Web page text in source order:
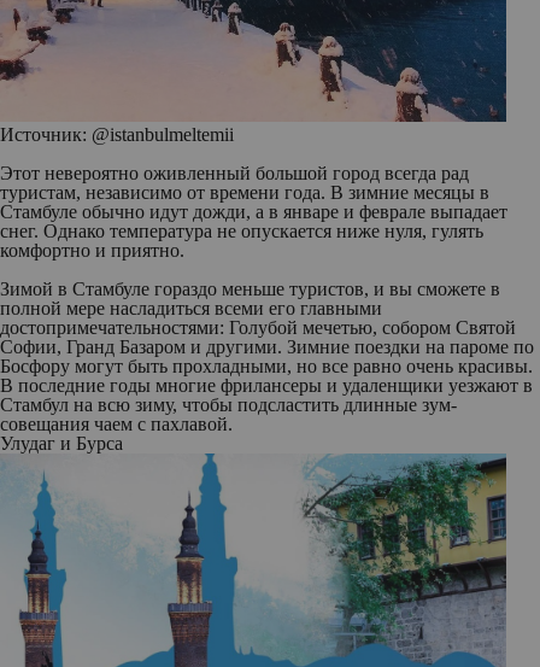
Источник: @istanbulmeltemii
Этот невероятно оживленный большой город всегда рад
туристам, независимо от времени года. В зимние месяцы в
Стамбуле обычно идут дожди, а в январе и феврале выпадает
снег. Однако температура не опускается ниже нуля, гулять
комфортно и приятно.
Зимой в Стамбуле гораздо меньше туристов, и вы сможете в
полной мере насладиться всеми его главными
достопримечательностями: Голубой мечетью, собором Святой
Софии, Гранд Базаром и другими. Зимние поездки на пароме по
Босфору могут быть прохладными, но все равно очень красивы.
В последние годы многие фрилансеры и удаленщики уезжают в
Стамбул на всю зиму, чтобы подсластить длинные зум-
совещания чаем с пахлавой.
Улудаг и Бурса